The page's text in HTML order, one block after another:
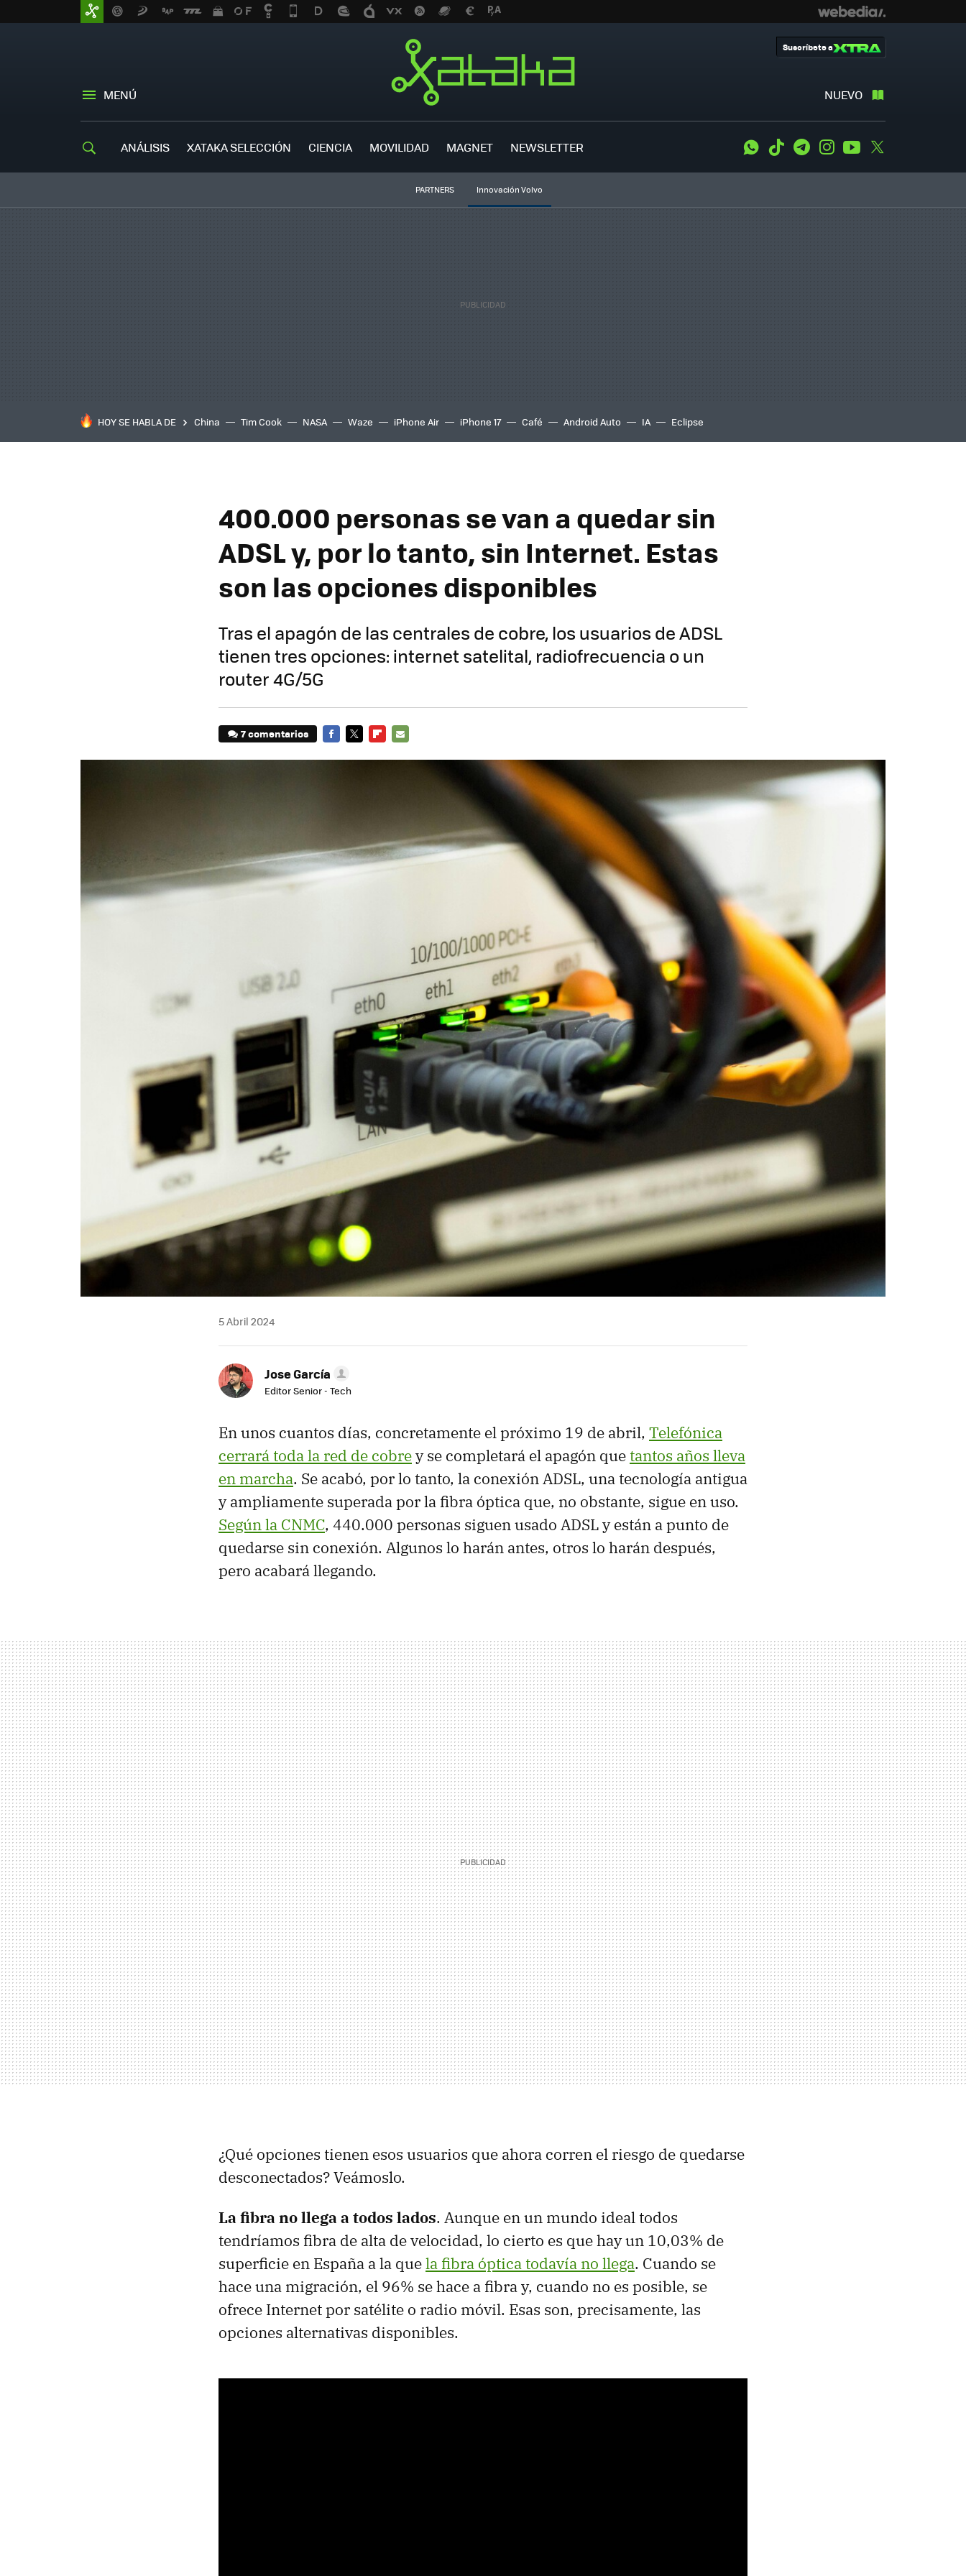
MENÚ NUEVO
Suscríbete a
ANÁLISIS XATAKA SELECCIÓN CIENCIA MOVILIDAD MAGNET NEWSLETTER WhatsApp
Tiktok TelegramInstagramYoutube
PARTNERS Innovación Volvo
HOY SE HABLA DE China Tim Cook NASA Waze iPhone Air iPhone 17 Café Android Auto IA Eclipse
400.000 personas se van a quedar sin
ADSL y, por lo tanto, sin Internet. Estas
son las opciones disponibles
Tras el apagón de las centrales de cobre, los usuarios de ADSL
tienen tres opciones: internet satelital, radiofrecuencia o un
router 4G/5G
7 comentarios
5 Abril 2024
Jose García
Editor Senior - Tech
En unos cuantos días, concretamente el próximo 19 de abril, Telefónica
cerrará toda la red de cobrey se completará el apagón quetantos años lleva
en marcha. Se acabó, por lo tanto, la conexión ADSL, una tecnología antigua
y ampliamente superada por la fibra óptica que, no obstante, sigue en uso.
Según la CNMC, 440.000 personas siguen usado ADSL y están a punto de
quedarse sin conexión. Algunos lo harán antes, otros lo harán después,
pero acabará llegando.
¿Qué opciones tienen esos usuarios que ahora corren el riesgo de quedarse
desconectados? Veámoslo.
La fibra no llega a todos lados. Aunque en un mundo ideal todos
tendríamos fibra de alta de velocidad, lo cierto es que hay un 10,03% de
superficie en España a la quela fibra óptica todavía no llega. Cuando se
hace una migración, el 96% se hace a fibra y, cuando no es posible, se
ofrece Internet por satélite o radio móvil. Esas son, precisamente, las
opciones alternativas disponibles.